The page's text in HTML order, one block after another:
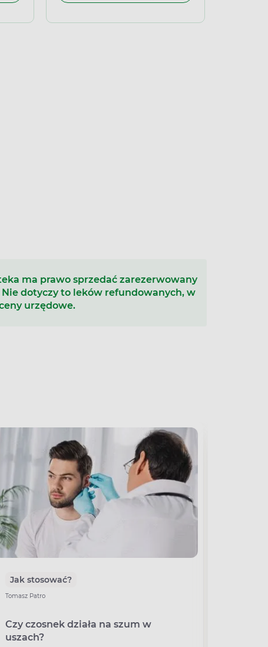
ma prawo sprzedać zarezerwowany
dotyczy to leków refundowanych, w
urzędowe.
Jak stosować?
Tomasz Patro
Czy czosnek działa na szum w
uszach?